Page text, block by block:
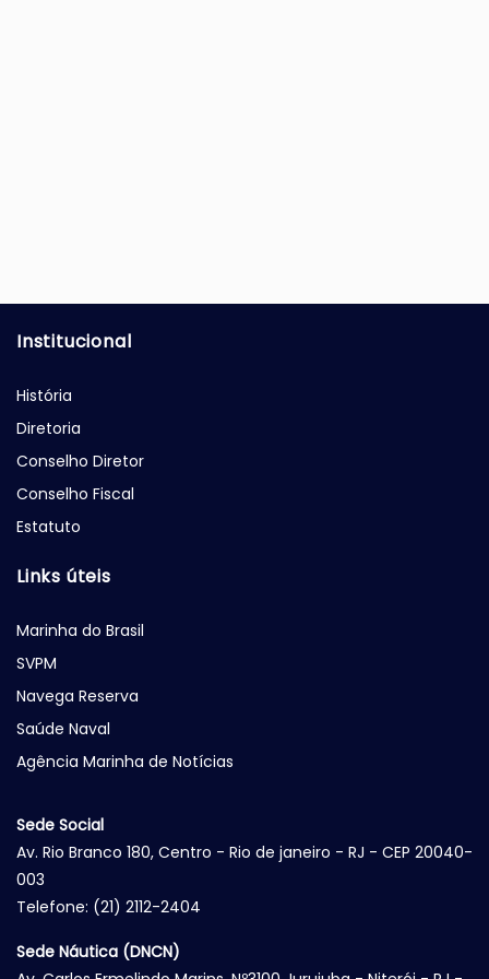
Institucional
História
Diretoria
Conselho Diretor
Conselho Fiscal
Estatuto
Links úteis
Marinha do Brasil
SVPM
Navega Reserva
Saúde Naval
Agência Marinha de Notícias
Sede Social
Av. Rio Branco 180, Centro - Rio de janeiro - RJ - CEP 20040-
003
Telefone: (21) 2112-2404
Sede Náutica (DNCN)